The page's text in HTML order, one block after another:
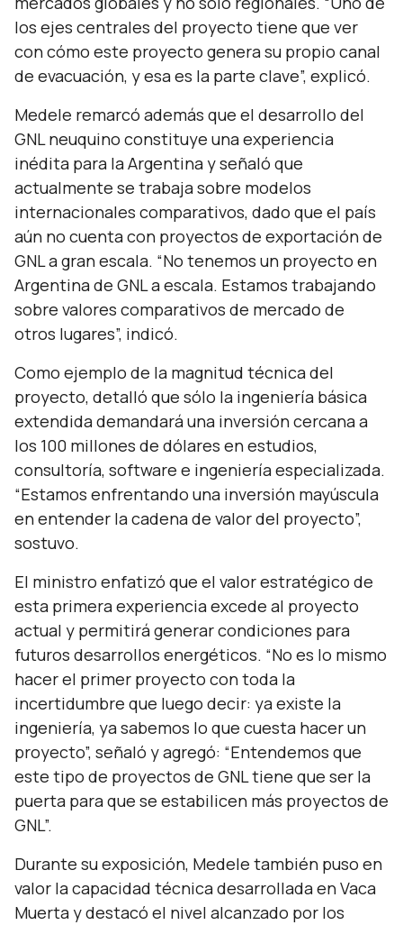
los ejes centrales del proyecto tiene que ver
con cómo este proyecto genera su propio canal
de evacuación, y esa es la parte clave”, explicó.
Medele remarcó además que el desarrollo del
GNL neuquino constituye una experiencia
inédita para la Argentina y señaló que
actualmente se trabaja sobre modelos
internacionales comparativos, dado que el país
aún no cuenta con proyectos de exportación de
GNL a gran escala. “No tenemos un proyecto en
Argentina de GNL a escala. Estamos trabajando
sobre valores comparativos de mercado de
otros lugares”, indicó.
Como ejemplo de la magnitud técnica del
proyecto, detalló que sólo la ingeniería básica
extendida demandará una inversión cercana a
los 100 millones de dólares en estudios,
consultoría, software e ingeniería especializada.
“Estamos enfrentando una inversión mayúscula
en entender la cadena de valor del proyecto”,
sostuvo.
El ministro enfatizó que el valor estratégico de
esta primera experiencia excede al proyecto
actual y permitirá generar condiciones para
futuros desarrollos energéticos. “No es lo mismo
hacer el primer proyecto con toda la
incertidumbre que luego decir: ya existe la
ingeniería, ya sabemos lo que cuesta hacer un
proyecto”, señaló y agregó: “Entendemos que
este tipo de proyectos de GNL tiene que ser la
puerta para que se estabilicen más proyectos de
GNL”.
Durante su exposición, Medele también puso en
valor la capacidad técnica desarrollada en Vaca
Muerta y destacó el nivel alcanzado por los